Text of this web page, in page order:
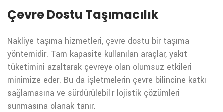
Çevre Dostu Taşımacılık
Nakliye taşıma hizmetleri, çevre dostu bir taşıma
yöntemidir. Tam kapasite kullanılan araçlar, yakıt
tüketimini azaltarak çevreye olan olumsuz etkileri
minimize eder. Bu da işletmelerin çevre bilincine katkı
sağlamasına ve sürdürülebilir lojistik çözümleri
sunmasına olanak tanır.